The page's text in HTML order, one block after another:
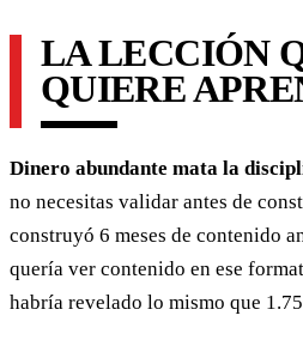
LA LECCIÓN
QUIERE
Dinero abundante mata la
no necesitas validar antes de
construyó 6 meses de contenido
quería ver contenido en ese
habría revelado lo mismo que